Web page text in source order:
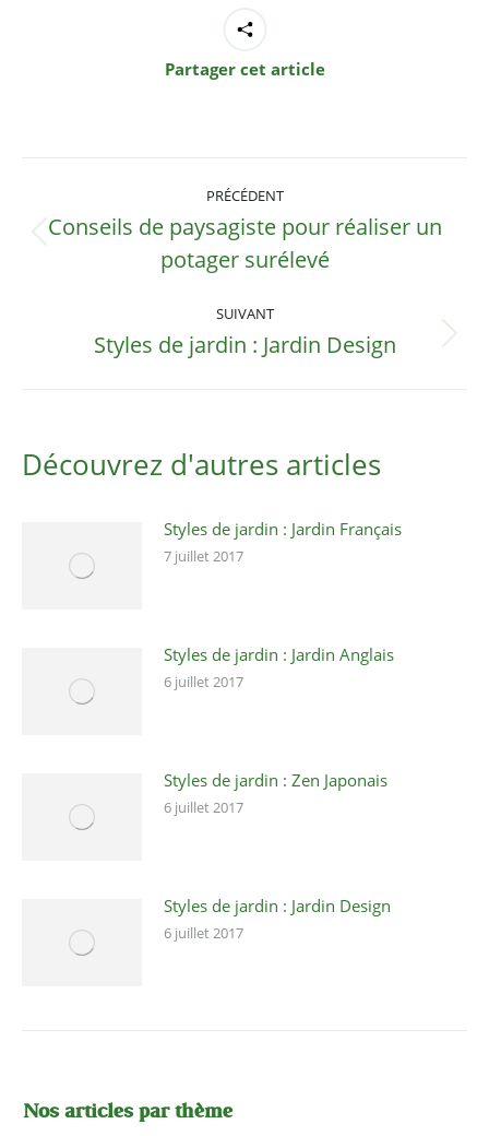
Partager cet article
Navigation
article
PRÉCÉDENT
Article
précédent
Conseils de paysagiste pour réaliser un
potager surélevé
SUIVANT
Article
Styles de jardin : Jardin Design
Découvrez d'autres articles
Styles de jardin : Jardin Français
7 juillet 2017
Styles de jardin : Jardin Anglais
6 juillet 2017
Styles de jardin : Zen Japonais
6 juillet 2017
Styles de jardin : Jardin Design
6 juillet 2017
Nos articles par thème